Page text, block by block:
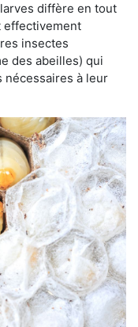
diffère en tout
effectivement
insectes
des abeilles) qui
nécessaires à leur